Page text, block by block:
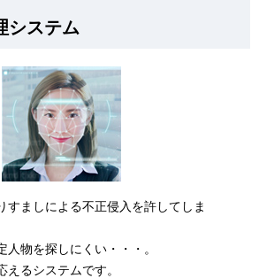
システム
すましによる不正侵入を許してしま
人物を探しにくい・・・。
るシステムです。